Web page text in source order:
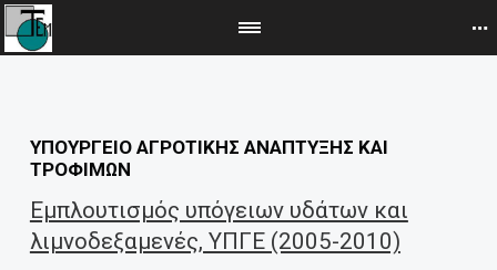
ΥΠΟΥΡΓΕΙΟ ΑΓΡΟΤΙΚΗΣ ΑΝΑΠΤΥΞΗΣ ΚΑΙ
ΤΡΟΦΙΜΩΝ
Εμπλουτισμός υπόγειων υδάτων και
λιμνοδεξαμενές, ΥΠΓΕ (2005-2010)